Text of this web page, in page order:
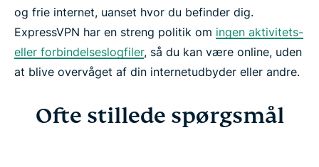
og frie internet, uanset hvor du befinder dig.
ExpressVPN har en streng politik om ingen aktivitets-
eller forbindelseslogfiler, så du kan være online, uden
at blive overvåget af din internetudbyder eller andre.
Ofte stillede spørgsmål